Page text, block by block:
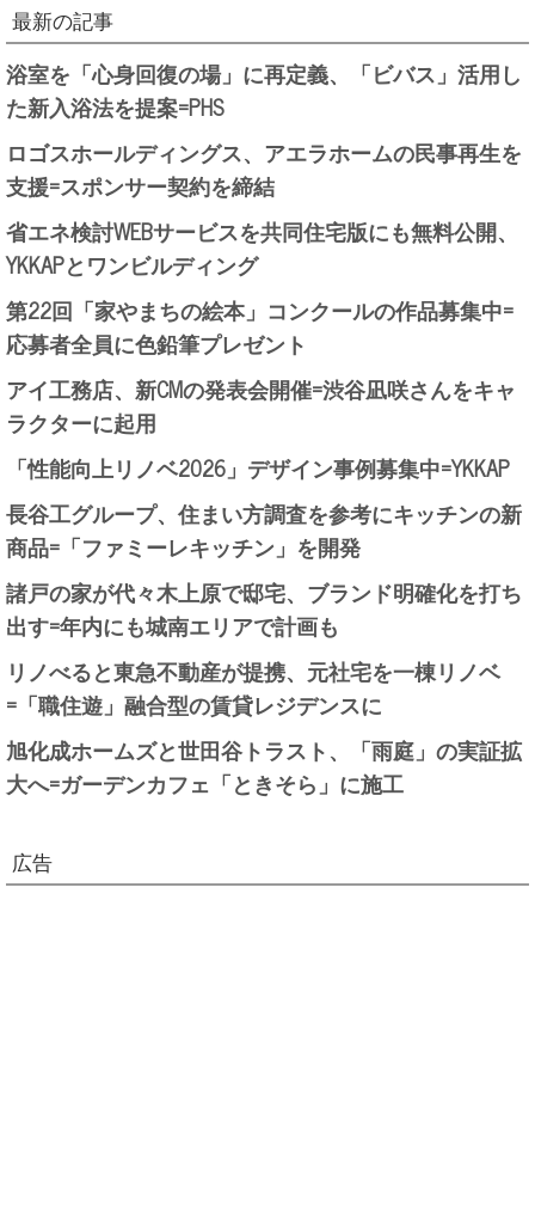
最新の記事
浴室を「心身回復の場」に再定義、「ビバス」活用し
た新入浴法を提案=PHS
ロゴスホールディングス、アエラホームの民事再生を
支援=スポンサー契約を締結
省エネ検討WEBサービスを共同住宅版にも無料公開、
YKKAPとワンビルディング
第22回「家やまちの絵本」コンクールの作品募集中=
応募者全員に色鉛筆プレゼント
アイ工務店、新CMの発表会開催=渋谷凪咲さんをキャ
ラクターに起用
「性能向上リノベ2026」デザイン事例募集中=YKKAP
長谷工グループ、住まい方調査を参考にキッチンの新
商品=「ファミーレキッチン」を開発
諸戸の家が代々木上原で邸宅、ブランド明確化を打ち
出す=年内にも城南エリアで計画も
リノべると東急不動産が提携、元社宅を一棟リノベ
=「職住遊」融合型の賃貸レジデンスに
旭化成ホームズと世田谷トラスト、「雨庭」の実証拡
大へ=ガーデンカフェ「ときそら」に施工
広告